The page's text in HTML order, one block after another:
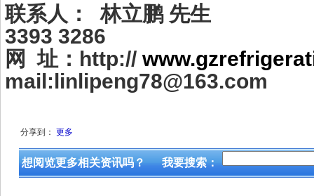
联系人： 林立鹏 先生
3393 3286
网 址：http://
mail:linlipeng78@163.com
分享到： 更多
想阅览更多相关资讯吗？ 我要搜索：